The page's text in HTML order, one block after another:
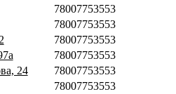
78007753553
78007753553
78007753553
78007753553
24
78007753553
78007753553